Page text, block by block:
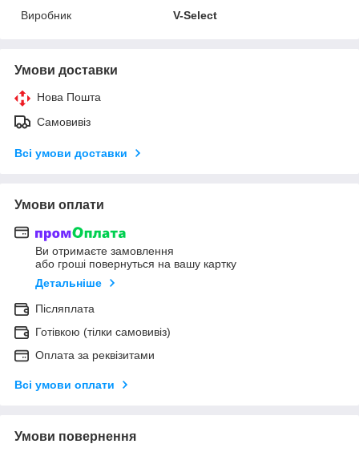
Виробник
V-Select
Умови доставки
Нова Пошта
Самовивіз
Всі умови доставки
Умови оплати
Ви отримаєте замовлення
або гроші повернуться на вашу картку
Детальніше
Післяплата
Готівкою (тілки самовивіз)
Оплата за реквізитами
Всі умови оплати
Умови повернення